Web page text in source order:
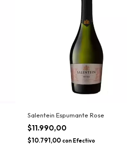
Salentein Espumante Rose
$11.990,00
$10.791,00 con Efectivo